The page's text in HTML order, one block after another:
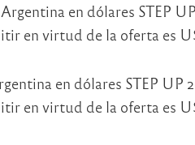
en dólares STEP
en virtud de la oferta es
en dólares STEP
en virtud de la oferta es